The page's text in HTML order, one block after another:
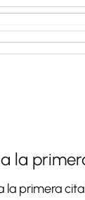
la
la primera